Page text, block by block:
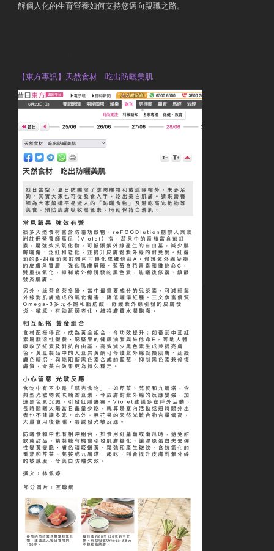
解個人化的生育營養如何支持您邁向親職之路。
【東方專訊】天然食材 吃出防曬美肌